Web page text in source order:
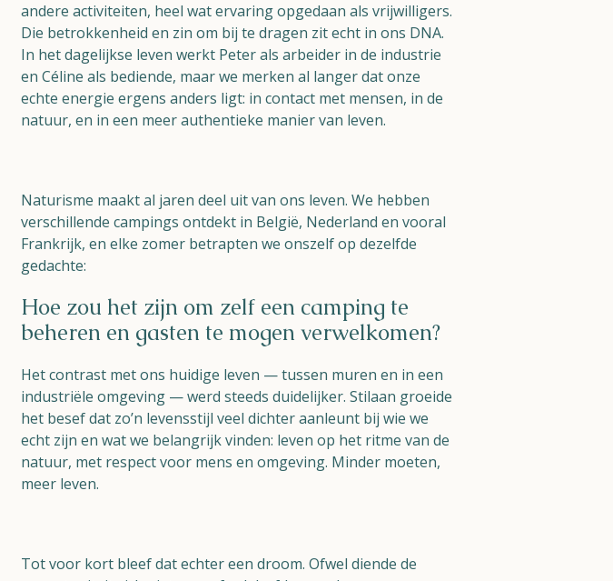
andere activiteiten, heel wat ervaring opgedaan als vrijwilligers.
Die betrokkenheid en zin om bij te dragen zit echt in ons DNA.
In het dagelijkse leven werkt Peter als arbeider in de industrie
en Céline als bediende, maar we merken al langer dat onze
echte energie ergens anders ligt: in contact met mensen, in de
natuur, en in een meer authentieke manier van leven.
Naturisme maakt al jaren deel uit van ons leven. We hebben
verschillende campings ontdekt in België, Nederland en vooral
Frankrijk, en elke zomer betrapten we onszelf op dezelfde
gedachte:
Hoe zou het zijn om zelf een camping te
beheren en gasten te mogen verwelkomen?
Het contrast met ons huidige leven — tussen muren en in een
industriële omgeving — werd steeds duidelijker. Stilaan groeide
het besef dat zo’n levensstijl veel dichter aanleunt bij wie we
echt zijn en wat we belangrijk vinden: leven op het ritme van de
natuur, met respect voor mens en omgeving. Minder moeten,
meer leven.
Tot voor kort bleef dat echter een droom. Ofwel diende de